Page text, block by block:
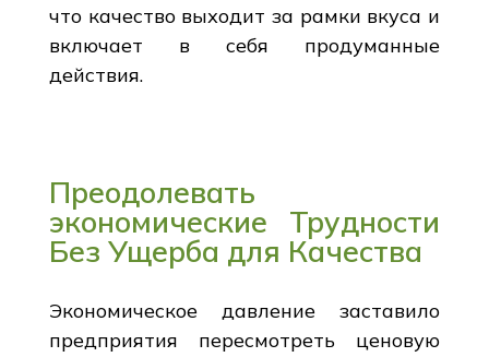
что качество выходит за рамки вкуса и
включает в себя продуманные
действия.
Преодолевать
экономические Трудности
Без Ущерба для Качества
Экономическое давление заставило
предприятия пересмотреть ценовую